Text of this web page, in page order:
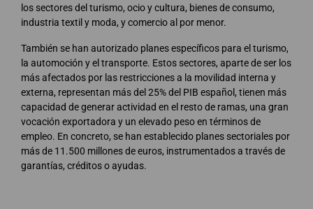
los sectores del turismo, ocio y cultura, bienes de consumo,
industria textil y moda, y comercio al por menor.
También se han autorizado planes específicos para el turismo,
la automoción y el transporte. Estos sectores, aparte de ser los
más afectados por las restricciones a la movilidad interna y
externa, representan más del 25% del PIB español, tienen más
capacidad de generar actividad en el resto de ramas, una gran
vocación exportadora y un elevado peso en términos de
empleo. En concreto, se han establecido planes sectoriales por
más de 11.500 millones de euros, instrumentados a través de
garantías, créditos o ayudas.